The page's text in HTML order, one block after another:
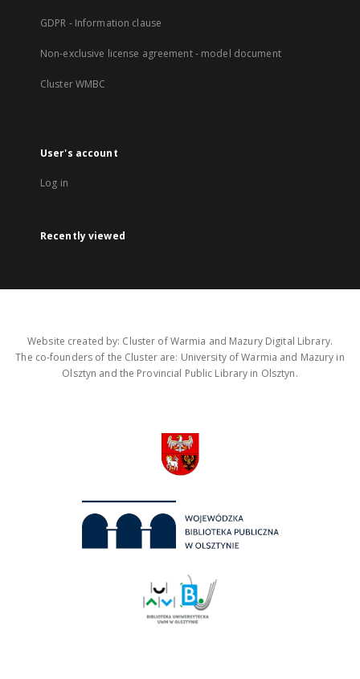
GDPR - Information clause
Non-exclusive license agreement - model document
Cluster WMBC
User's account
Log in
Recently viewed
Website created by: Cluster of Warmia and Mazury Digital Library.
The co-founders of the Cluster are: University of Warmia and Mazury in
Olsztyn and the Provincial Public Library in Olsztyn.